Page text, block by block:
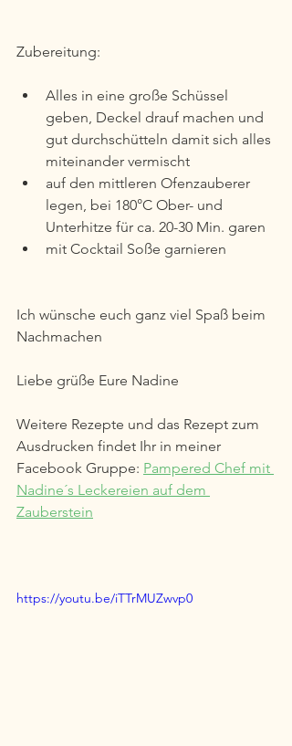
Zubereitung:
Alles in eine große Schüssel
geben, Deckel drauf machen und
gut durchschütteln damit sich alles
miteinander vermischt
auf den mittleren Ofenzauberer
legen, bei 180°C Ober- und
Unterhitze für ca. 20-30 Min. garen
mit Cocktail Soße garnieren
Ich wünsche euch ganz viel Spaß beim
Nachmachen
Liebe grüße Eure Nadine
Weitere Rezepte und das Rezept zum
Ausdrucken findet Ihr in meiner
Facebook Gruppe: Pampered Chef mit
Nadine´s Leckereien auf dem
Zauberstein
https://youtu.be/iTTrMUZwvp0